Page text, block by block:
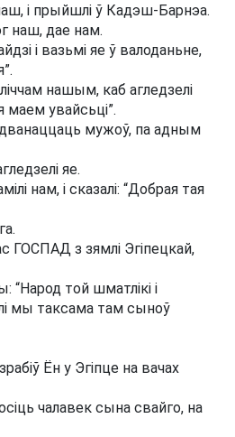
і прыйшлі ў Кадэш-Барнэа.
наш, дае нам.
і вазьмі яе ў валоданьне,
нашым, каб агледзелі
маем увайсьці”.
дванаццаць мужоў, па адным
яе.
нам, і сказалі: “Добрая тая
ГОСПАД з зямлі Эгіпецкай,
той шматлікі і
мы таксама там сыноў
Ён у Эгіпце на вачах
чалавек сына свайго, на